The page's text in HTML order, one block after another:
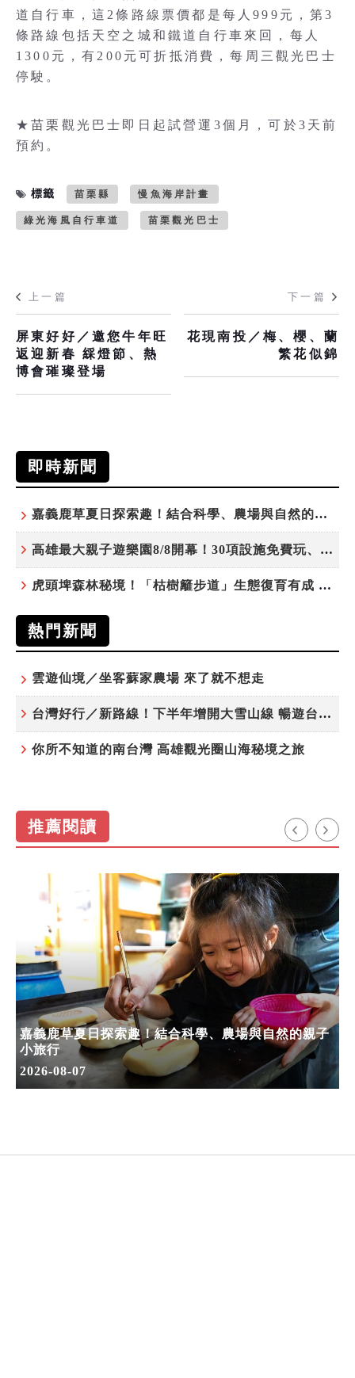
道自行車，這2條路線票價都是每人999元，第3
條路線包括天空之城和鐵道自行車來回，每人
1300元，有200元可折抵消費，每周三觀光巴士
停駛。
★苗栗觀光巴士即日起試營運3個月，可於3天前
預約。
標籤 苗栗縣 慢魚海岸計畫
綠光海風自行車道 苗栗觀光巴士
上一篇
屏東好好／邀您牛年旺
返迎新春 綵燈節、熱
博會璀璨登場
下一篇
花現南投／梅、櫻、蘭
繁花似錦
即時新聞
嘉義鹿草夏日探索趣！結合科學、農場與自然的親子小旅行
高雄最大親子遊樂園8/8開幕！30項設施免費玩、YOYO家族嗨翻暑假
虎頭埤森林秘境！「枯樹籬步道」生態復育有成 走進大自然生命教室
熱門新聞
雲遊仙境／坐客蘇家農場 來了就不想走
台灣好行／新路線！下半年增開大雪山線 暢遊台中更便利
你所不知道的南台灣 高雄觀光圈山海秘境之旅
推薦閱讀
嘉義鹿草夏日探索趣！結合科學、農場與自然的親子
小旅行
2026-08-07